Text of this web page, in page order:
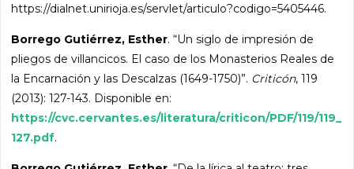
https://dialnet.unirioja.es/servlet/articulo?codigo=5405446.
Borrego Gutiérrez, Esther. “Un siglo de impresión de
pliegos de villancicos. El caso de los Monasterios Reales de
la Encarnación y las Descalzas (1649-1750)”. Criticón, 119
(2013): 127-143. Disponible en:
https://cvc.cervantes.es/literatura/criticon/PDF/119/119_
127.pdf.